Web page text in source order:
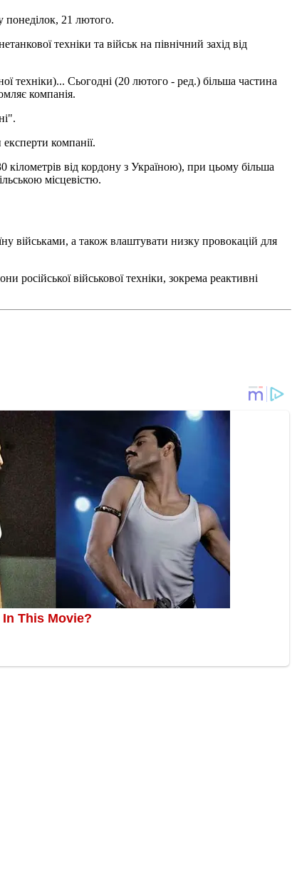
понеділок, 21 лютого.
техніки та військ на північний захід від
техніки)... Сьогодні (20 лютого - ред.) більша частина
компанія.
компанії.
кілометрів від кордону з Україною), при цьому більша
місцевістю.
військами, а також влаштувати низку провокацій для
військової техніки, зокрема реактивні